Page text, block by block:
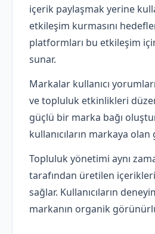
içerik paylaşmak yerine
etkileşim kurmasını
platformları bu etkileşim
sunar.
Markalar kullanıcı
ve topluluk etkinlikleri
güçlü bir marka bağı
kullanıcıların markaya olan
Topluluk yönetimi aynı
tarafından üretilen
sağlar. Kullanıcıların
markanın organik